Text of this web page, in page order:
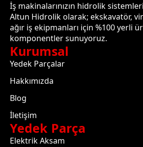
İş makinalarınızın hidrolik
Altun Hidrolik olarak; ekskavatör,
ağır iş ekipmanları için %100 yerli
komponentler sunuyoruz.
Kurumsal
Yedek Parçalar
Hakkımızda
Blog
İletişim
Yedek Parça
Elektrik Aksam